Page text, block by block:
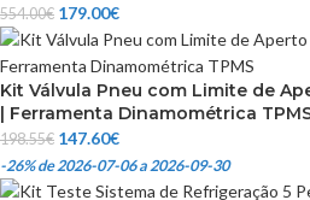
554.00€ 179.00€
Kit Válvula Pneu com Limite de
| Ferramenta Dinamométrica
198.55€ 147.60€
-26%de 2026-07-06 a 2026-09-30